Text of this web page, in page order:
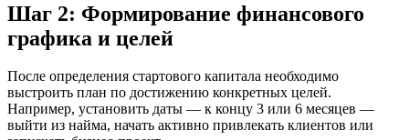
Шаг 2: Формирование финансового
графика и целей
После определения стартового капитала необходимо
выстроить план по достижению конкретных целей.
Например, установить даты — к концу 3 или 6 месяцев —
выйти из найма, начать активно привлекать клиентов или